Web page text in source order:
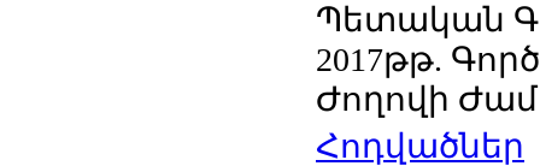
Պետական
2017թթ.
Ժողովի
Հոդվածներ